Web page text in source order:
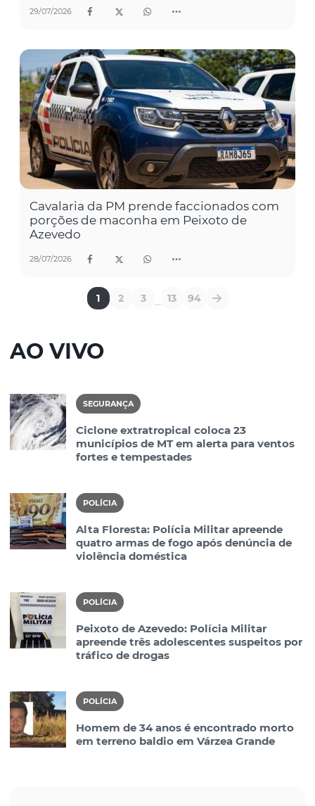
29/07/2026
Cavalaria da PM prende faccionados com
porções de maconha em Peixoto de
Azevedo
28/07/2026
1 2 3 ... 13 94
AO VIVO
SEGURANÇA
Ciclone extratropical coloca 23
municípios de MT em alerta para ventos
fortes e tempestades
POLÍCIA
Alta Floresta: Polícia Militar apreende
quatro armas de fogo após denúncia de
violência doméstica
POLÍCIA
Peixoto de Azevedo: Polícia Militar
apreende três adolescentes suspeitos por
tráfico de drogas
POLÍCIA
Homem de 34 anos é encontrado morto
em terreno baldio em Várzea Grande